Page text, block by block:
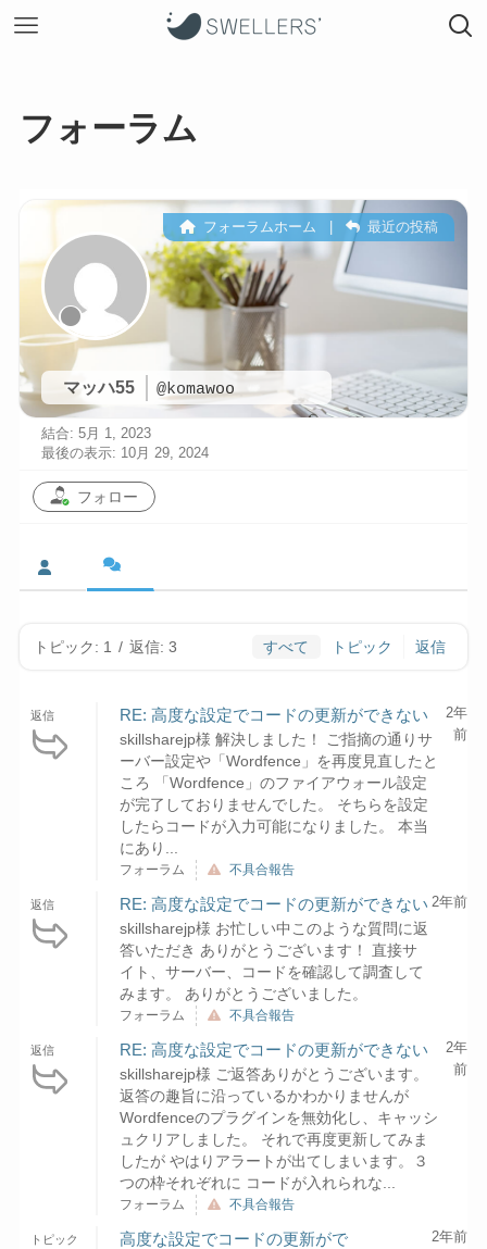
フォーラム
マッハ55 @komawoo
フォーラムホーム | 最近の投稿
結合: 5月 1, 2023
最後の表示: 10月 29, 2024
フォロー
トピック: 1 / 返信: 3 すべて トピック 返信
返信 RE: 高度な設定でコードの更新ができない
skillsharejp様 解決しました！ ご指摘の通りサ
ーバー設定や「Wordfence」を再度見直したと
ころ 「Wordfence」のファイアウォール設定
が完了しておりませんでした。 そちらを設定
したらコードが入力可能になりました。 本当
にあり...
2年
前
フォーラム 不具合報告
返信 RE: 高度な設定でコードの更新ができない
skillsharejp様 お忙しい中このような質問に返
答いただき ありがとうございます！ 直接サ
イト、サーバー、コードを確認して調査して
みます。 ありがとうございました。
2年前
フォーラム 不具合報告
返信 RE: 高度な設定でコードの更新ができない
skillsharejp様 ご返答ありがとうございます。
返答の趣旨に沿っているかわかりませんが
Wordfenceのプラグインを無効化し、キャッシ
ュクリアしました。 それで再度更新してみま
したが やはりアラートが出てしまいます。３
つの枠それぞれに コードが入れられな...
2年
前
フォーラム 不具合報告
トピック
高度な設定でコードの更新がで
2年前